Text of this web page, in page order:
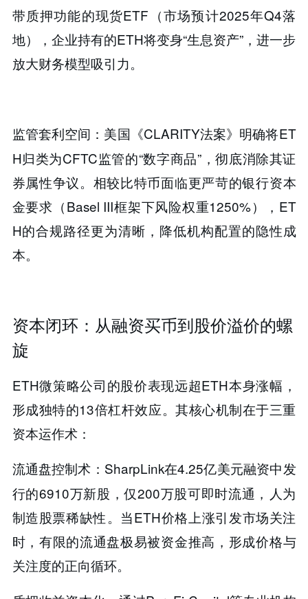
带质押功能的现货ETF（市场预计2025年Q4落
地），企业持有的ETH将变身“​​生息资产​​”，进一步
放大财务模型吸引力。
监管套利空间​​： 美国《CLARITY法案》明确将ET
H归类为CFTC监管的“数字商品”，彻底消除其证
券属性争议。相较比特币面临更严苛的银行资本
金要求（Basel III框架下风险权重1250%），ET
H的合规路径更为清晰，降低机构配置的隐性成
本。
资本闭环：从融资买币到股价溢价的螺
旋
ETH微策略公司的股价表现远超ETH本身涨幅，
形成独特的​​13倍杠杆效应​​。其核心机制在于三重
资本运作术：
流通盘控制术​​ ：SharpLink在4.25亿美元融资中发
行的6910万新股，仅200万股可即时流通，​​人为
制造股票稀缺性​​。当ETH价格上涨引发市场关注
时，有限的流通盘极易被资金推高，形成价格与
关注度的正向循环。